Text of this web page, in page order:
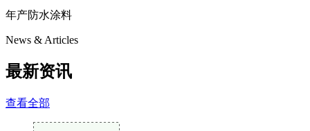
年产防水涂料
News & Articles
最新资讯
查看全部